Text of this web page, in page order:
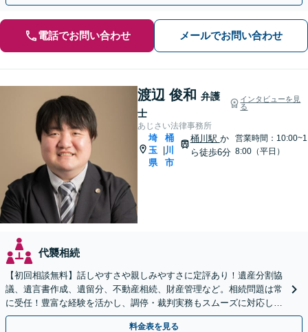
電話でお問い合わせ メールでお問い合わせ
渡辺 俊和 弁護
士
インタビューを見
る
あじさい法律事務所
埼
玉
県
桶
川
市
桶川駅 か
ら徒歩6分
営業時間：10:00~1
8:00（平日）
代襲相続
【初回相談無料】話しやすさや親しみやすさに定評あり！遺産分割協
議、遺言書作成、遺留分、不動産相続、財産管理など。相続問題は常
に受任！豊富な経験を活かし、調停・裁判実務もスムーズに対応しま
す【桶川駅6分】【オンライン相談OK】
料金表を見る